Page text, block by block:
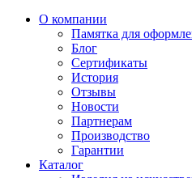
О компании
Памятка для
Блог
Сертификаты
История
Отзывы
Новости
Партнерам
Производство
Гарантии
Каталог